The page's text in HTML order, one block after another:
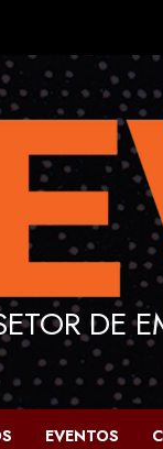
DE
EVENTOS